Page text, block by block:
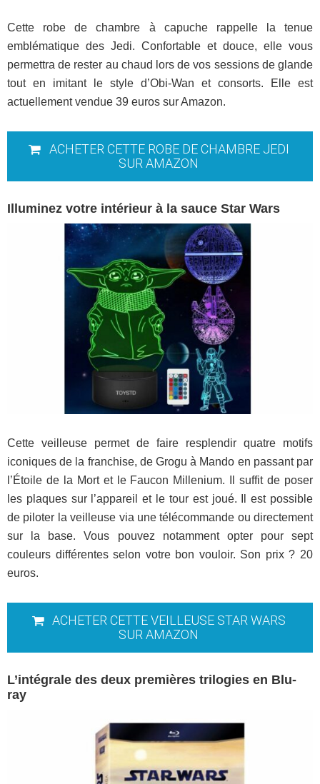
Cette robe de chambre à capuche rappelle la tenue
emblématique des Jedi. Confortable et douce, elle vous
permettra de rester au chaud lors de vos sessions de glande
tout en imitant le style d’Obi-Wan et consorts. Elle est
actuellement vendue 39 euros sur Amazon.
ACHETER CETTE ROBE DE CHAMBRE JEDI
SUR AMAZON
Illuminez votre intérieur à la sauce Star Wars
Cette veilleuse permet de faire resplendir quatre motifs
iconiques de la franchise, de Grogu à Mando en passant par
l’Étoile de la Mort et le Faucon Millenium. Il suffit de poser
les plaques sur l’appareil et le tour est joué. Il est possible
de piloter la veilleuse via une télécommande ou directement
sur la base. Vous pouvez notamment opter pour sept
couleurs différentes selon votre bon vouloir. Son prix ? 20
euros.
ACHETER CETTE VEILLEUSE STAR WARS
SUR AMAZON
L’intégrale des deux premières trilogies en Blu-
ray